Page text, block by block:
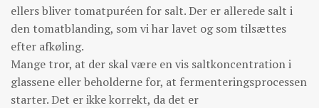
ellers bliver tomatpuréen for salt. Der er allerede salt i
den tomatblanding, som vi har lavet og som tilsættes
efter afkøling.
Mange tror, at der skal være en vis saltkoncentration i
glassene eller beholderne for, at fermenteringsprocessen
starter. Det er ikke korrekt, da det er